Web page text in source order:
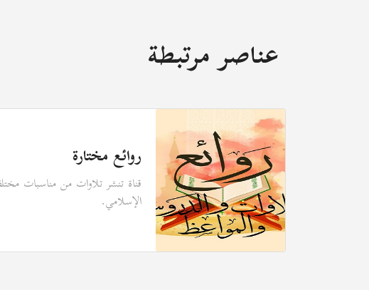
عناصر مرتبطة
روائع مختارة
قناة تنشر تلاوات من مناسبات
الإسلامي.